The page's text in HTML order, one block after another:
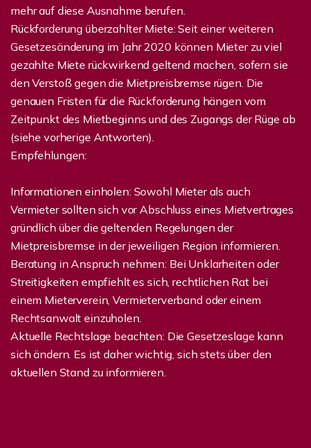
mehr auf diese Ausnahme berufen.
Rückforderung überzahlter Miete: Seit einer weiteren
Gesetzesänderung im Jahr 2020 können Mieter zu viel
gezahlte Miete rückwirkend geltend machen, sofern sie
den Verstoß gegen die Mietpreisbremse rügen. Die
genauen Fristen für die Rückforderung hängen vom
Zeitpunkt des Mietbeginns und des Zugangs der Rüge ab
(siehe vorherige Antworten).
Empfehlungen:
Informationen einholen: Sowohl Mieter als auch
Vermieter sollten sich vor Abschluss eines Mietvertrages
gründlich über die geltenden Regelungen der
Mietpreisbremse in der jeweiligen Region informieren.
Beratung in Anspruch nehmen: Bei Unklarheiten oder
Streitigkeiten empfiehlt es sich, rechtlichen Rat bei
einem Mieterverein, Vermieterverband oder einem
Rechtsanwalt einzuholen.
Aktuelle Rechtslage beachten: Die Gesetzeslage kann
sich ändern. Es ist daher wichtig, sich stets über den
aktuellen Stand zu informieren.